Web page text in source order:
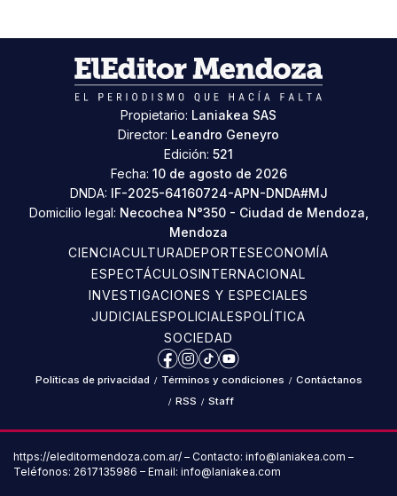
Propietario: Laniakea SAS
Director: Leandro Geneyro
Edición: 521
Fecha: 10 de agosto de 2026
DNDA: IF-2025-64160724-APN-DNDA#MJ
Domicilio legal: Necochea N°350 - Ciudad de Mendoza,
Mendoza
CIENCIACULTURADEPORTESECONOMÍA
ESPECTÁCULOSINTERNACIONAL
INVESTIGACIONES Y ESPECIALES
JUDICIALESPOLICIALESPOLÍTICA
SOCIEDAD
Facebook
Instagram
TikTokYouTube
Políticas de privacidad / Términos y condiciones / Contáctanos
/ RSS / Staff
https://eleditormendoza.com.ar/ – Contacto: info@laniakea.com –
Teléfonos: 2617135986 – Email: info@laniakea.com